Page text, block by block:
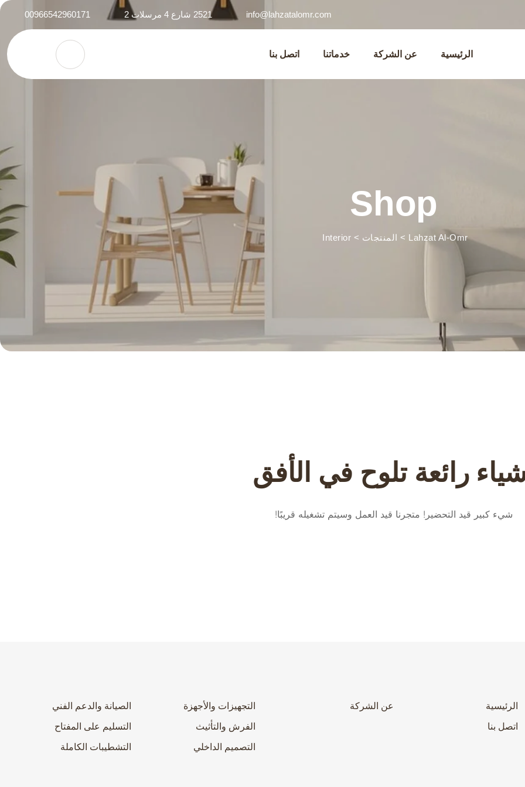
info@lahzatalomr.com 2521 شارع 4 مرسلات 2 00966542960171
الرئيسية عن الشركة خدماتنا اتصل بنا
Shop
Lahzat Al-Omr
> المنتجات >
Interior
رائعة تلوح في الأفق
شيء كبير قيد التحضير! متجرنا قيد العمل وسيتم تشغيله قريبًا!
الرئيسية عن الشركة
اتصل بنا
التجهيزات والأجهزة الصيانة والدعم الفني
الفرش والتأثيث التسليم على المفتاح
التصميم الداخلي التشطيبات الكاملة